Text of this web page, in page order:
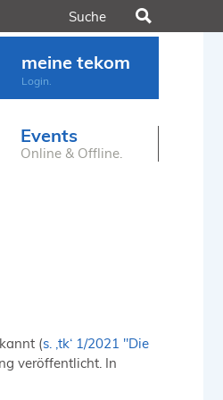
Events
Online & Offline.
meine tekom
Login.
(s. ‚tk‘ 1/2021 "Die
veröffentlicht. In